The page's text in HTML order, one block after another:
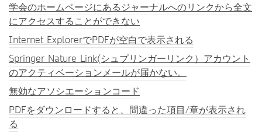
学会のホームページにあるジャーナルへのリンクから全文
にアクセスすることができない
Internet ExplorerでPDFが空白で表示される
Springer Nature Link(シュプリンガーリンク）アカウント
のアクティベーションメールが届かない。
無効なアソシエーションコード
PDFをダウンロードすると、間違った項目/章が表示され
る